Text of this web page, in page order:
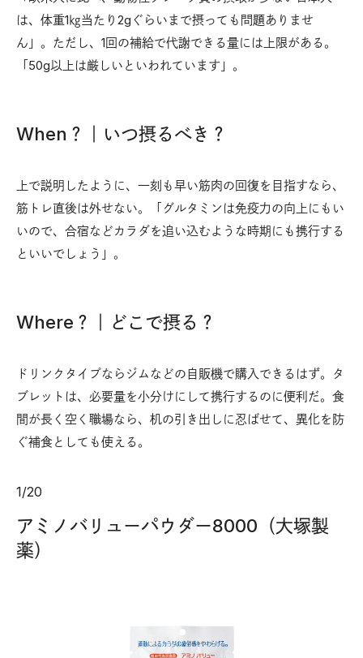
は、体重1㎏当たり2gぐらいまで摂っても問題ありませ
ん」。ただし、1回の補給で代謝できる量には上限がある。
「50g以上は厳しいといわれています」。
When？｜いつ摂るべき？
上で説明したように、一刻も早い筋肉の回復を目指すなら、
筋トレ直後は外せない。「グルタミンは免疫力の向上にもい
いので、合宿などカラダを追い込むような時期にも携行する
といいでしょう」。
Where？｜どこで摂る？
ドリンクタイプならジムなどの自販機で購入できるはず。タ
ブレットは、必要量を小分けにして携行するのに便利だ。食
間が長く空く職場なら、机の引き出しに忍ばせて、異化を防
ぐ補食としても使える。
1/20
アミノバリューパウダー8000（大塚製
薬）